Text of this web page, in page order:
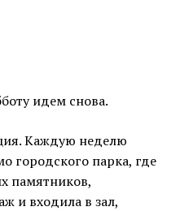
идем снова.
Каждую неделю
городского парка, где
памятников,
и входила в зал,